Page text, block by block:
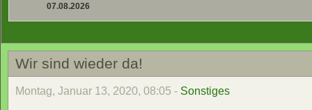
07.08.2026
Wir sind wieder da!
Montag, Januar 13, 2020, 08:05 - Sonstiges